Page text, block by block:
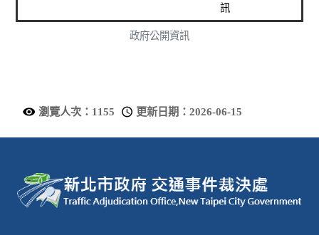
政府公開資訊
訊
瀏覽人次：1155 更新日期：2026-06-15